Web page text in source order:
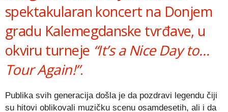
spektakularan koncert na Donjem
gradu Kalemegdanske tvrđave, u
okviru turneje “It’s a Nice Day to…
Tour Again!”.
Publika svih generacija došla je da pozdravi legendu čiji
su hitovi oblikovali muzičku scenu osamdesetih, ali i da